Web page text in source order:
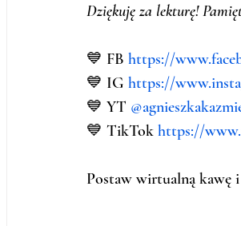
Dziękuję za lekturę!
💙 FB https://
💙 IG https://
💙 YT
💙 TikTok https://
Postaw wirtualną kawę